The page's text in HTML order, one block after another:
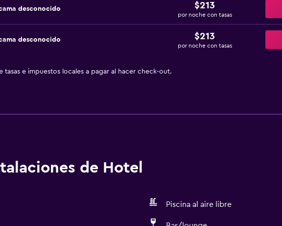
desconocido $213
por noche con tasas
desconocido $213
por noche con tasas
tasas e impuestos locales a pagar al hacer check-out.
de Hotel
Piscina al aire libre